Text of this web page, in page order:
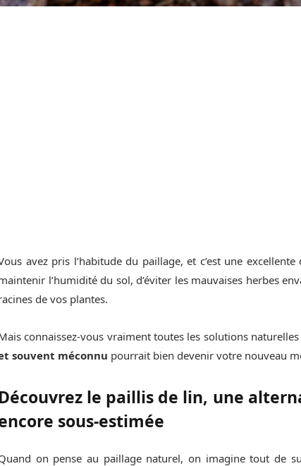
avez pris l’habitude du paillage, et c’est une
l’humidité du sol, d’éviter les mauvaises herbes
de vos plantes.
connaissez-vous vraiment toutes les solutions
souvent méconnu pourrait bien devenir votre nouveau
Découvrez le paillis de lin, une
sous-estimée
on pense au paillage naturel, on imagine tout de